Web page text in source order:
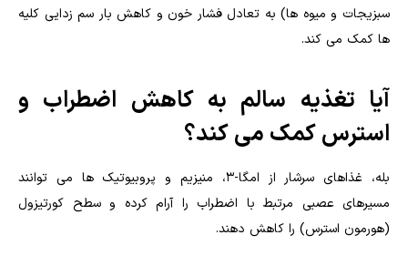
سبزیجات و میوه ها) به تعادل فشار خون و کاهش بار سم زدایی کلیه
ها کمک می کند.
آیا تغذیه سالم به کاهش اضطراب و
استرس کمک می کند؟
بله، غذاهای سرشار از امگا-۳، منیزیم و پروبیوتیک ها می توانند
مسیرهای عصبی مرتبط با اضطراب را آرام کرده و سطح کورتیزول
(هورمون استرس) را کاهش دهند.